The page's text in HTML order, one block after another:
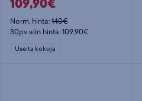
109,90€
Norm. hinta:140€
30pv alin hinta: 109,90€
Useita kokoja